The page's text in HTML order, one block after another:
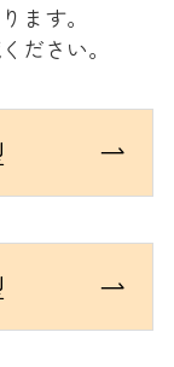
ます。
ださい。